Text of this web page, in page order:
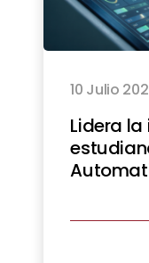
10 Julio
Lidera